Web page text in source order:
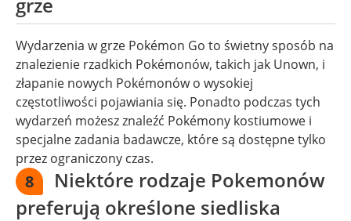
Wydarzenia w grze Pokémon Go to świetny sposób na
znalezienie rzadkich Pokémonów, takich jak Unown, i
złapanie nowych Pokémonów o wysokiej
częstotliwości pojawiania się. Ponadto podczas tych
wydarzeń możesz znaleźć Pokémony kostiumowe i
specjalne zadania badawcze, które są dostępne tylko
przez ograniczony czas.
8
Niektóre rodzaje Pokemonów
preferują określone siedliska